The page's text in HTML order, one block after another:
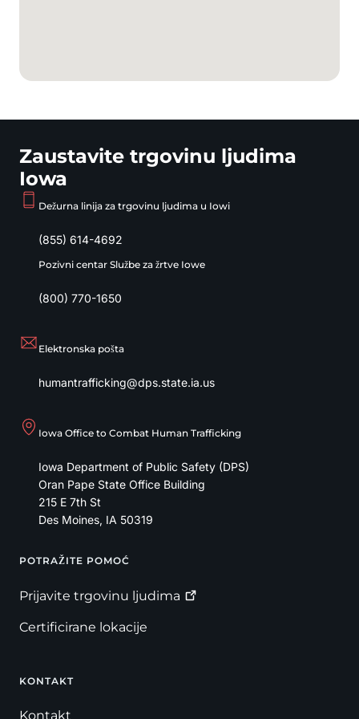
Zaustavite trgovinu ljudima
Iowa
Dežurna linija za trgovinu ljudima u Iowi
(855) 614-4692
Pozivni centar Službe za žrtve Iowe
(800) 770-1650
Elektronska pošta
humantrafficking@dps.state.ia.us
Iowa Office to Combat Human Trafficking
Iowa Department of Public Safety (DPS)
Oran Pape State Office Building
215 E 7th St
Des Moines, IA 50319
Footer
POTRAŽITE POMOĆ
Prijavite trgovinu ljudima
Certificirane lokacije
KONTAKT
Kontakt